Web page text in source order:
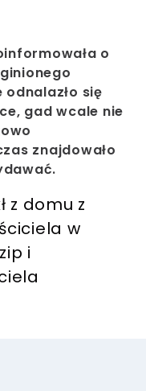
o
się
gad wcale nie
znajdowało
z domu z
w
i